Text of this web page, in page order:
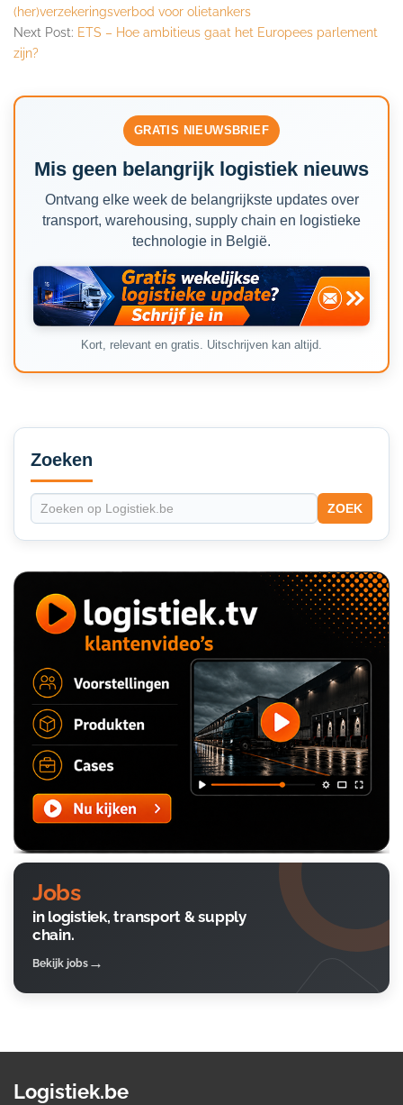
(her)verzekeringsverbod voor olietankers
Next Post: ETS – Hoe ambitieus gaat het Europees parlement
zijn?
GRATIS NIEUWSBRIEF
Mis geen belangrijk logistiek nieuws
Ontvang elke week de belangrijkste updates over
transport, warehousing, supply chain en logistieke
technologie in België.
Kort, relevant en gratis. Uitschrijven kan altijd.
Secondary
Sidebar
Zoeken
ZOEK
Jobs
in logistiek, transport & supply
chain.
Bekijk jobs
Logistiek.be